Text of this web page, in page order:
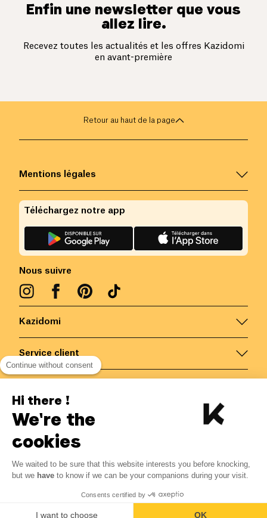
Enfin une newsletter que vous
allez lire.
Recevez toutes les actualités et les offres Kazidomi
en avant-première
6.66€ 5.66€ -15% ?
Economisez 1.00 € avec K+
Ajouter au panier
Retour au haut de la page
Kazidomi
Service client
Mentions légales
Nous suivre
Téléchargez notre app
Belgique/FR
Tous droits réservés
Continue without consent
Hi there !
We're the
cookies
We waited to be sure that this website interests you before knocking,
but we have to know if we can be your companions during your visit.
Consents certified by
I want to choose OK